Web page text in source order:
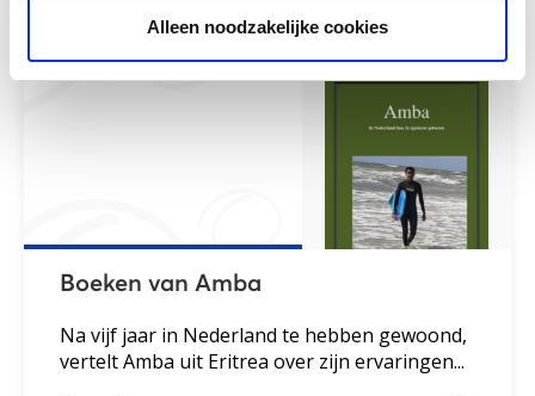
Alleen noodzakelijke cookies
Boeken van Amba
Na vijf jaar in Nederland te hebben gewoond,
vertelt Amba uit Eritrea over zijn ervaringen...